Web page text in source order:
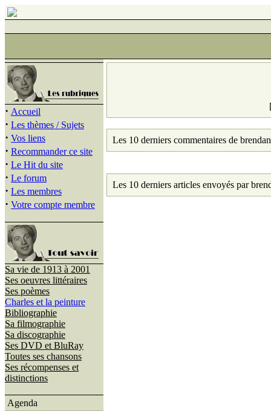
· Accueil
· Les thèmes / Sujets
· Vos liens
· Recommander ce site
· Le Hit du site
· Le forum
· Les membres
· Votre compte membre
Sa vie de 1913 à 2001
Ses oeuvres littéraires
Ses poèmes
Charles et la peinture
Bibliographie
Sa filmographie
Sa discographie
Ses DVD et BluRay
Toutes ses chansons
Ses récompenses et
distinctions
Agenda
Les 10 derniers commentaires de
Les 10 derniers articles envoyés par